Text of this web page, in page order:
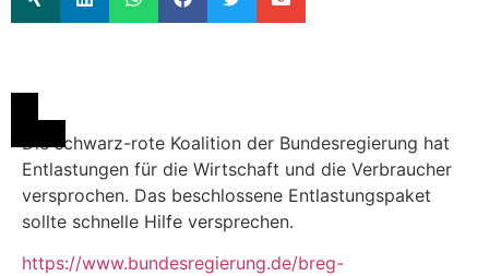
Die schwarz-rote Koalition der Bundesregierung hat
Entlastungen für die Wirtschaft und die Verbraucher
versprochen. Das beschlossene Entlastungspaket
sollte schnelle Hilfe versprechen.
https://www.bundesregierung.de/breg-